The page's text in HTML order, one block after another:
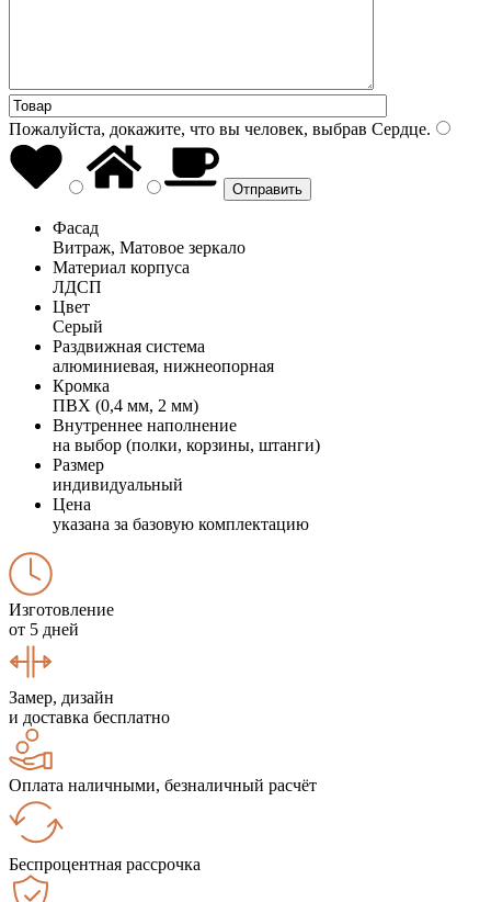
Пожалуйста, докажите, что вы человек, выбрав Сердце.
Фасад
Витраж, Матовое зеркало
Материал корпуса
ЛДСП
Цвет
Серый
Раздвижная система
алюминиевая, нижнеопорная
Кромка
ПВХ (0,4 мм, 2 мм)
Внутреннее наполнение
на выбор (полки, корзины, штанги)
Размер
индивидуальный
Цена
указана за базовую комплектацию
Изготовление
от 5 дней
Замер, дизайн
и доставка бесплатно
Оплата наличными, безналичный расчёт
Беспроцентная рассрочка